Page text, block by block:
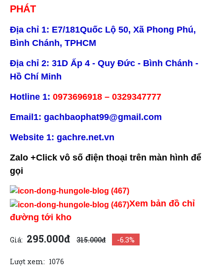
PHÁT
Địa chỉ 1: E7/181Quốc Lộ 50, Xã Phong Phú,
Bình Chánh, TPHCM
Địa chỉ 2: 31D Ấp 4 - Quy Đức - Bình Chánh -
Hồ Chí Minh
Hotline 1: 0973696918 – 0329347777
Email1: gachbaophat99@gmail.com
Website 1: gachre.net.vn
Zalo +Click vô số điện thoại trên màn hình để
gọi
Xem bản đồ chỉ
đường tới kho
Giá: 295.000đ 315.000đ -6.3%
Lượt xem: 1076